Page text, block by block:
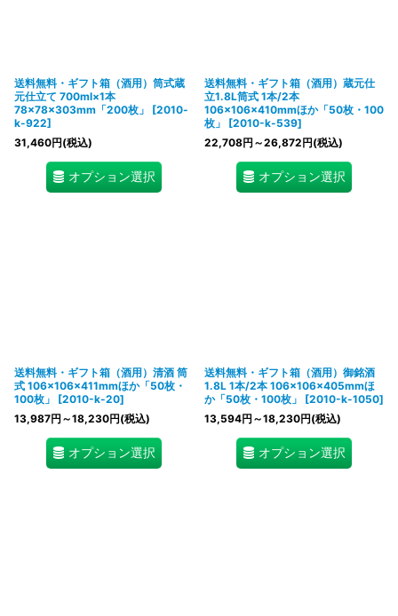
送料無料・ギフト箱（酒用）筒式蔵
元仕立て 700ml×1本
78×78×303mm「200枚」
[2010-
k-922]
31,460円(税込)
オプション選択
送料無料・ギフト箱（酒用）蔵元仕
立1.8L筒式 1本/2本
106×106×410mmほか「50枚・100
枚」
[2010-k-539]
22,708円 ～26,872円(税込)
オプション選択
送料無料・ギフト箱（酒用）清酒 筒
式 106×106×411mmほか「50枚・
100枚」
[2010-k-20]
13,987円 ～18,230円(税込)
オプション選択
送料無料・ギフト箱（酒用）御銘酒
1.8L 1本/2本 106×106×405mmほ
か「50枚・100枚」
[2010-k-1050]
13,594円 ～18,230円(税込)
オプション選択